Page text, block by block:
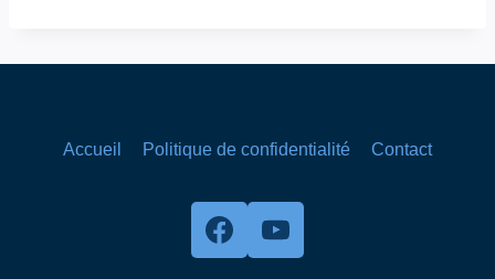
Accueil Politique de confidentialité Contact